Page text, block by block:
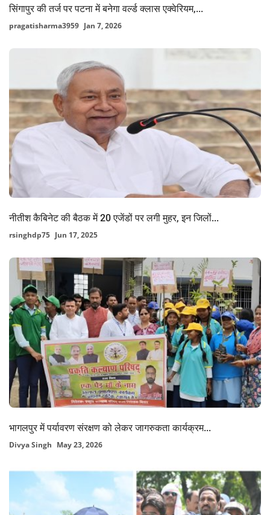
सिंगापुर की तर्ज पर पटना में बनेगा वर्ल्ड क्लास एक्वेरियम,...
pragatisharma3959 Jan 7, 2026
नीतीश कैबिनेट की बैठक में 20 एजेंडों पर लगी मुहर, इन जिलों...
rsinghdp75 Jun 17, 2025
भागलपुर में पर्यावरण संरक्षण को लेकर जागरुकता कार्यक्रम...
Divya Singh May 23, 2026